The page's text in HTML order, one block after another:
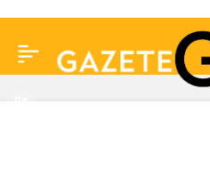
Kurum’ kapağı